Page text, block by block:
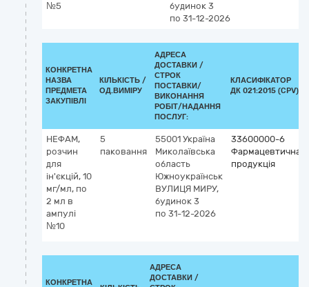
№5
будинок 3
по 31-12-2026
КОНКРЕТНА
НАЗВА
ПРЕДМЕТА
ЗАКУПІВЛІ
КІЛЬКІСТЬ /
ОД.ВИМІРУ
АДРЕСА
ДОСТАВКИ /
СТРОК
ПОСТАВКИ/
ВИКОНАННЯ
РОБІТ/НАДАННЯ
ПОСЛУГ:
КЛАСИФІКАТОР
ДК 021:2015 (CPV)
НЕФАМ,
розчин
для
ін'єкцій, 10
мг/мл, по
2 мл в
ампулі
№10
5
паковання
55001 Україна
Миколаївська
область
Южноукраїнськ
ВУЛИЦЯ МИРУ,
будинок 3
по 31-12-2026
33600000-6
Фармацевтична
продукція
КОНКРЕТНА
АДРЕСА
ДОСТАВКИ /